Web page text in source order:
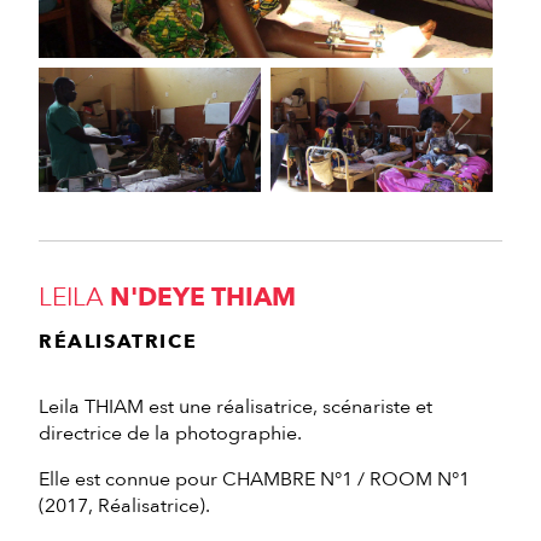
LEILA N'DEYE THIAM
RÉALISATRICE
Leila THIAM est une réalisatrice, scénariste et
directrice de la photographie.
Elle est connue pour CHAMBRE N°1 / ROOM N°1
(2017, Réalisatrice).